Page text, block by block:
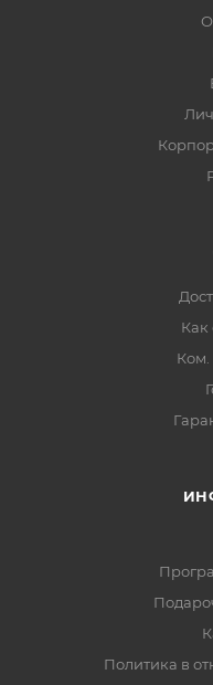
Как
Политика в